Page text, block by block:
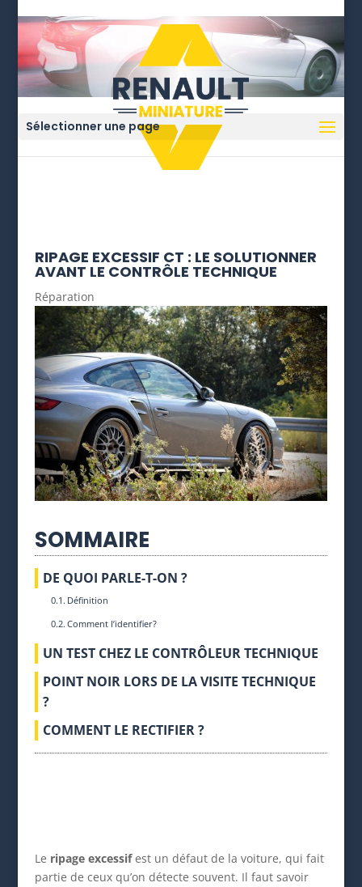
Sélectionner une page
RIPAGE EXCESSIF CT : LE SOLUTIONNER
AVANT LE CONTRÔLE TECHNIQUE
Réparation
SOMMAIRE
DE QUOI PARLE-T-ON ?
Définition
Comment l’identifier?
UN TEST CHEZ LE CONTRÔLEUR TECHNIQUE
POINT NOIR LORS DE LA VISITE TECHNIQUE
?
COMMENT LE RECTIFIER ?
Le ripage excessifest un défaut de la voiture, qui fait
partie de ceux qu’on détecte souvent. Il faut savoir